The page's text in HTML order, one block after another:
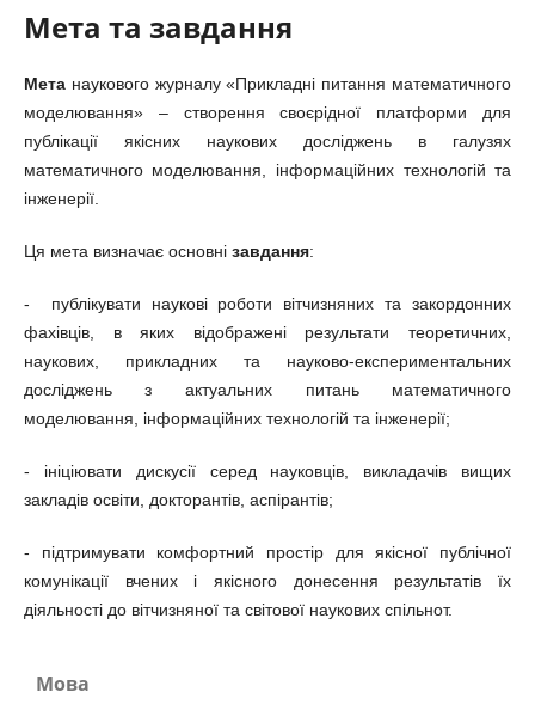
Мета та завдання
Метанаукового журналу «Прикладні питання математичного
моделювання» – створення своєрідної платформи для
публікації якісних наукових досліджень в галузях
математичного моделювання, інформаційних технологій та
інженерії.
Ця мета визначає основні завдання:
- публікувати наукові роботи вітчизняних та закордонних
фахівців, в яких відображені результати теоретичних,
наукових, прикладних та науково-експериментальних
досліджень з актуальних питань математичного
моделювання, інформаційних технологій та інженерії;
- ініціювати дискусії серед науковців, викладачів вищих
закладів освіти, докторантів, аспірантів;
- підтримувати комфортний простір для якісної публічної
комунікації вчених і якісного донесення результатів їх
діяльності до вітчизняної та світової наукових спільнот.
Мова